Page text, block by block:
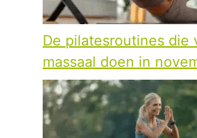
De pilatesroutines die
massaal doen in